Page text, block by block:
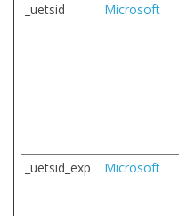
_uetsid Microsoft
_uetsid_exp Microsoft